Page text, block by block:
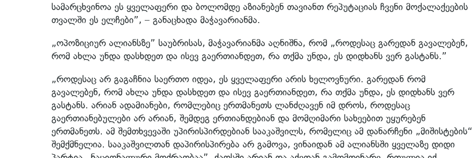
სამარცხვინოა ეს ყველაფერი და ბოლომდე აზიანებენ თავიანთ რეპუტაციას ჩვენი მოქალაქეების
თვალში ეს ელჩები”, – განაცხადა მაჭავარიანმა.
„ოპოზიციურ ალიანსზე” საუბრისას, მაჭავარიანმა აღნიშნა, რომ „როდესაც გარედან გავალებენ,
რომ ახლა უნდა დასხდეთ და ისევ გაერთიანდეთ, რა თქმა უნდა, ეს დიდხანს ვერ გასტანს.”
„როდესაც არ გაგაჩნია საერთო იდეა, ეს ყველაფერი არის ხელოვნური. გარედან რომ
გავალებენ, რომ ახლა უნდა დასხდეთ და ისევ გაერთიანდეთ, რა თქმა უნდა, ეს დიდხანს ვერ
გასტანს. არიან ადამიანები, რომლებიც ერთმანეთს ლანძღავენ იმ დროს, როდესაც
გაერთიანებულები არ არიან, შემდეგ ერთიანდებიან და მომღიმარი სახეებით უყურებენ
ერთმანეთს. ამ შემთხვევაში უპირისპირდებიან სააკაშვილს, რომელიც ამ დანარჩენი „მიშისტების“
შემქმნელია. სააკაშვილთან დაპირისპირება არ გამოვა, ვინაიდან ამ ალიანსში ყველაზე დიდი